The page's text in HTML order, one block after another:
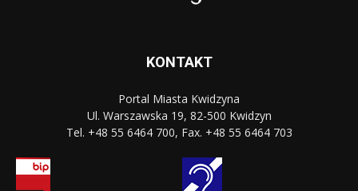
KONTAKT
Portal Miasta Kwidzyna
Ul. Warszawska 19, 82-500 Kwidzyn
Tel. +48 55 6464 700, Fax. +48 55 6464 703